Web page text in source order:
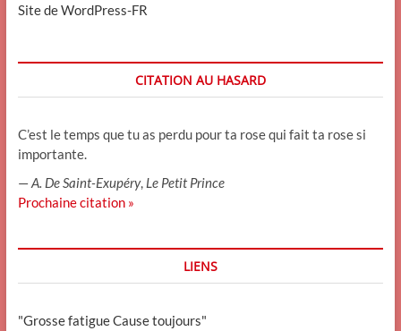
Site de WordPress-FR
CITATION AU HASARD
C’est le temps que tu as perdu pour ta rose qui fait ta rose si
importante.
—A. De Saint-Exupéry, Le Petit Prince
Prochaine citation »
LIENS
"Grosse fatigue Cause toujours"